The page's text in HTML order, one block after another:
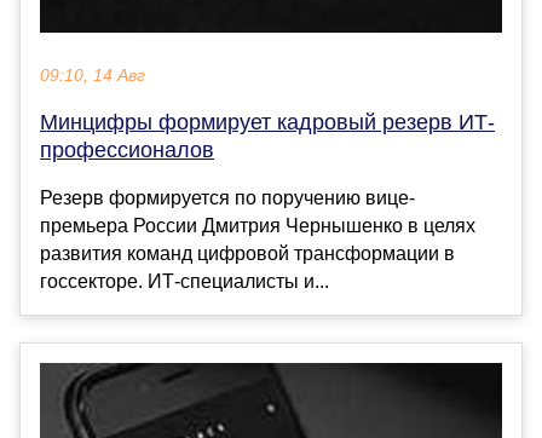
09:10, 14 Авг
Минцифры формирует кадровый резерв ИТ-
профессионалов
Резерв формируется по поручению вице-
премьера России Дмитрия Чернышенко в целях
развития команд цифровой трансформации в
госсекторе. ИТ-специалисты и...